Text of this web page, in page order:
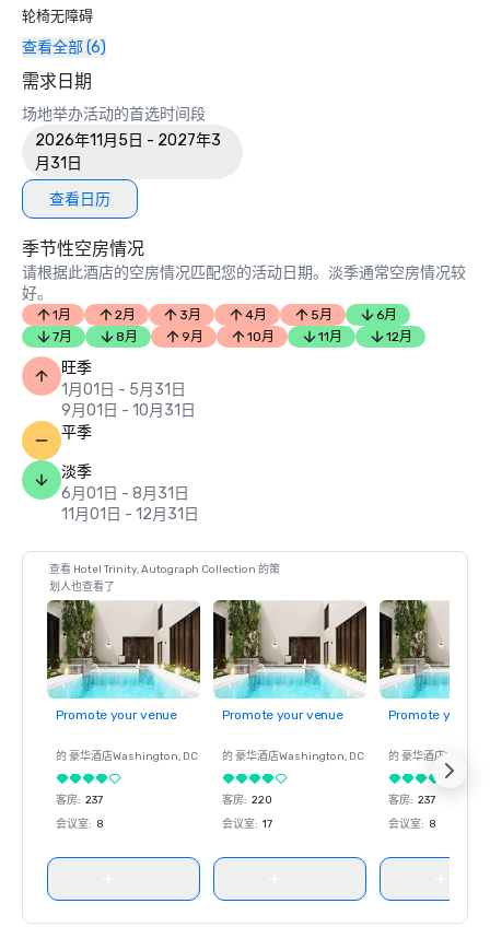
轮椅无障碍
查看全部 (6)
需求日期
场地举办活动的首选时间段
2026年11月5日 - 2027年3
月31日
查看日历
季节性空房情况
请根据此酒店的空房情况匹配您的活动日期。淡季通常空房情况较
好。
1月 2月 3月 4月 5月
6月
7月
8月 9月 10月 11月 12月
旺季
1月01日 - 5月31日
9月01日 - 10月31日
平季
淡季
6月01日 - 8月31日
11月01日 - 12月31日
查看 Hotel Trinity, Autograph Collection 的策
划人也查看了
Promote your venue
的 豪华酒店Washington, DC
客房: 237
会议室: 8
Promote your venue
的 豪华酒店Washington, DC
客房: 220
会议室: 17
Promote your
的 豪华酒店
客房: 237
会议室: 8